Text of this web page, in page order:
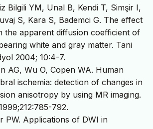
Bilgili YM, Unal B, Kendi T, Simşir I,
S, Kara S, Bademci G. The effect
the apparent diffusion coefficient of
white and gray matter. Tani
2004; 10:4-7.
AG, Wu O, Copen WA. Human
ischemia: detection of changes in
anisotropy by using MR imaging.
792.
PW. Applications of DWI in